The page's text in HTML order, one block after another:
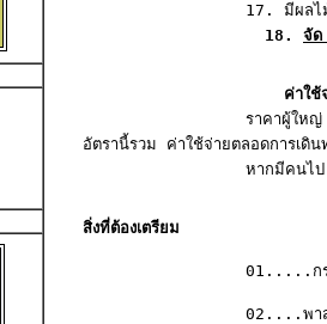
17. มีผลไ
                   18.
จัด
ค่าใช้
ราคาผู้ใหญ่  8,900 บา
อัตรานี้รวม ค่าใช้จ่ายตลอดการเ
หากมีคนไป
สิ่งที่ต้องเตรียม
01.....กร
02....พา